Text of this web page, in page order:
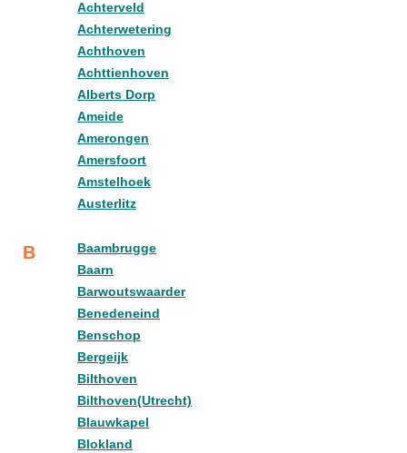
Achterveld
Achterwetering
Achthoven
Achttienhoven
Alberts Dorp
Ameide
Amerongen
Amersfoort
Amstelhoek
Austerlitz
B
Baambrugge
Baarn
Barwoutswaarder
Benedeneind
Benschop
Bergeijk
Bilthoven
Bilthoven(Utrecht)
Blauwkapel
Blokland